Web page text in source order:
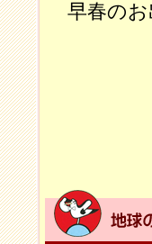
早春の